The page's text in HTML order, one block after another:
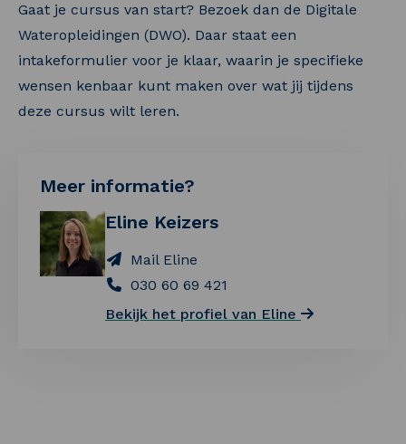
Gaat je cursus van start? Bezoek dan de Digitale
Wateropleidingen (DWO). Daar staat een
intakeformulier voor je klaar, waarin je specifieke
wensen kenbaar kunt maken over wat jij tijdens
deze cursus wilt leren.
Meer informatie?
Eline Keizers
Mail Eline
030 60 69 421
Bekijk het profiel van Eline